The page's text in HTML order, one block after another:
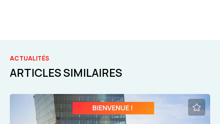
ACTUALITÉS
ARTICLES SIMILAIRES